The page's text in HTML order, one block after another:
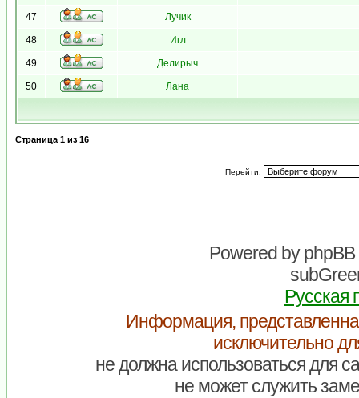
47 Лучик
48 Игл
49 Делирыч
50 Лана
Страница 1 из 16
Перейти:
Powered byphpBB
Русская
Информация,
исключительно
не должна использоваться для
не может служить